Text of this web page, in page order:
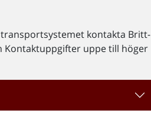
kontakta Britt-
Kontaktuppgifter uppe till höger